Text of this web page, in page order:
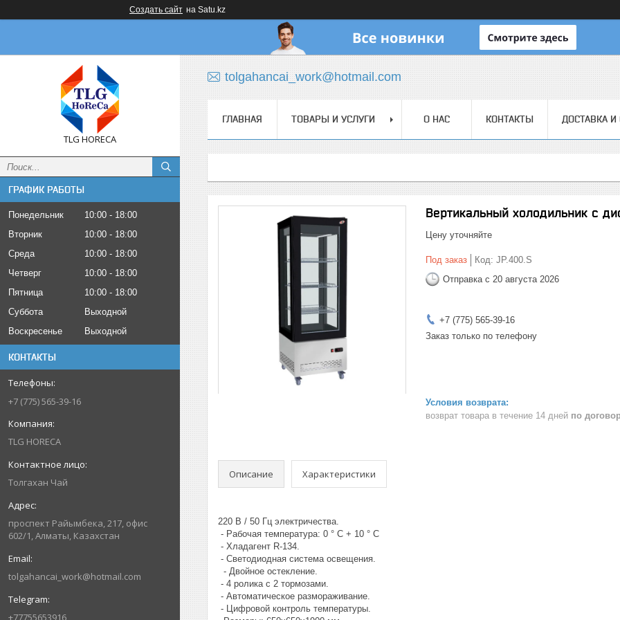
Создать сайт на Satu.kz
TLG HORECA
ГРАФИК РАБОТЫ
Понедельник 10:00
18:00
Вторник
10:00
18:00
Среда
10:00
18:00
Четверг
10:00
18:00
Пятница
10:00
18:00
Суббота
Выходной
Воскресенье
Выходной
КОНТАКТЫ
+7 (775) 565-39-16
TLG HORECA
Толгахан Чай
проспект Райымбека, 217, офис
602/1, Алматы, Казахстан
tolgahancai_work@hotmail.com
+77755653916
tolgahancai_work@hotmail.com
ГЛАВНАЯ ТОВАРЫ И УСЛУГИ О НАС КОНТАКТЫ ДОСТАВКА И
Вертикальный холодильник с
Цену уточняйте
Под заказ Код: JP.400.S
Отправка с 20 августа 2026
+7 (775) 565-39-16
Заказ только по телефону
возврат товара в течение 14 дней по
Описание Характеристики
220 В / 50 Гц электричества.
- Рабочая температура: 0 ° C + 10 ° C
- Хладагент R-134.
- Светодиодная система освещения.
- Двойное остекление.
- 4 ролика с 2 тормозами.
- Автоматическое размораживание.
- Цифровой контроль температуры.